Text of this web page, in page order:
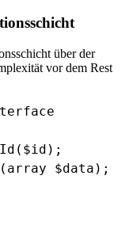
über der
vor dem Rest
$data);